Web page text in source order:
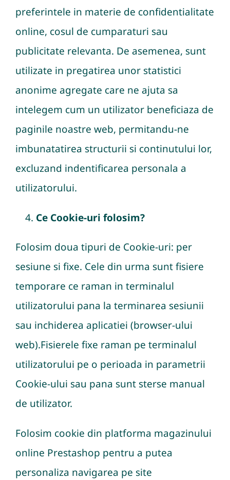
preferintele in materie de confidentialitate
online, cosul de cumparaturi sau
publicitate relevanta. De asemenea, sunt
utilizate in pregatirea unor statistici
anonime agregate care ne ajuta sa
intelegem cum un utilizator beneficiaza de
paginile noastre web, permitandu-ne
imbunatatirea structurii si continutului lor,
excluzand indentificarea personala a
utilizatorului.
Ce Cookie-uri folosim?
Folosim doua tipuri de Cookie-uri: per
sesiune si fixe. Cele din urma sunt fisiere
temporare ce raman in terminalul
utilizatorului pana la terminarea sesiunii
sau inchiderea aplicatiei (browser-ului
web).Fisierele fixe raman pe terminalul
utilizatorului pe o perioada in parametrii
Cookie-ului sau pana sunt sterse manual
de utilizator.
Folosim cookie din platforma magazinului
online Prestashop pentru a putea
personaliza navigarea pe site